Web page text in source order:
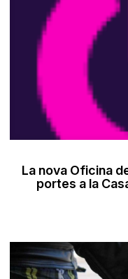
La nova Oficina
portes a la